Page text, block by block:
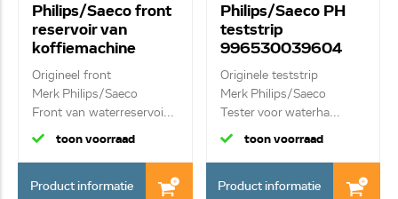
Philips/Saeco front
reservoir van
koffiemachine
996530072456
Origineel front
Merk Philips/Saeco
Front van waterreservoi...
toon voorraad
Product informatie
Philips/Saeco PH
teststrip
996530039604
HD5085
Originele teststrip
Merk Philips/Saeco
Tester voor waterha...
toon voorraad
Product informatie